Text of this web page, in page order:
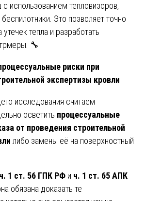
использованием тепловизоров,
Это позволяет точно
тепла и разработать
🔧
риски при
экспертизы кровли
исследования считаем
осветить процессуальные
от проведения строительной
либо замены её на поверхностный
ч. 1 ст. 56 ГПК РФ и ч. 1 ст. 65 АПК
обязана доказать те